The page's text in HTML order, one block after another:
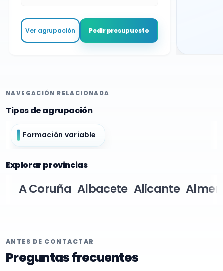
Ver agrupación Pedir presupuesto
NAVEGACIÓN RELACIONADA
Tipos de agrupación
Formación variable
Explorar provincias
A Coruña Albacete Alicante
ANTES DE CONTACTAR
Preguntas frecuentes